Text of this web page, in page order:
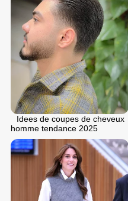
Idees de coupes de cheveux
homme tendance 2025